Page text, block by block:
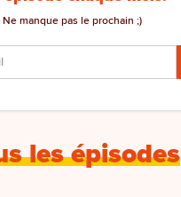
Ne manque pas le prochain ;)
les épisodes